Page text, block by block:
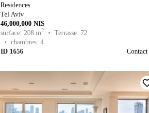
Residences
Tel Aviv
46,000,000 NIS
surface: 208 m2
• Terrasse: 72
• chambres: 4
ID 1656
Contact